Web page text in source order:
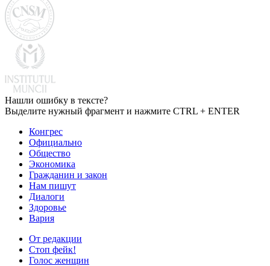
Нашли ошибку в тексте?
Выделите нужный фрагмент и нажмите CTRL + ENTER
Конгрес
Официально
Общество
Экономика
Гражданин и закон
Нам пишут
Диалоги
Здоровье
Вария
От редакции
Стоп фейк!
Голос женщин